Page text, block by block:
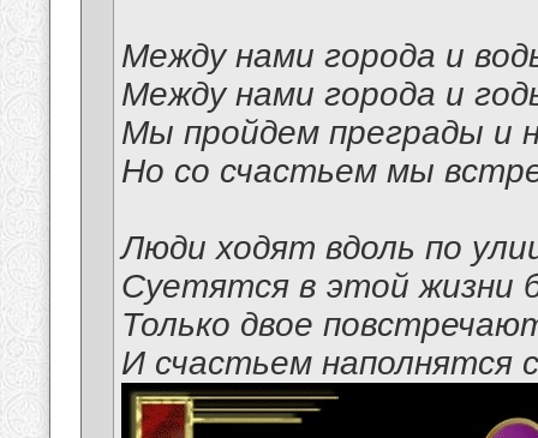
Между нами города и
Между нами города и
Мы пройдем преграды и
Но со счастьем мы
Люди ходят вдоль по
Суетятся в этой жизни
Только двое
И счастьем наполнятся